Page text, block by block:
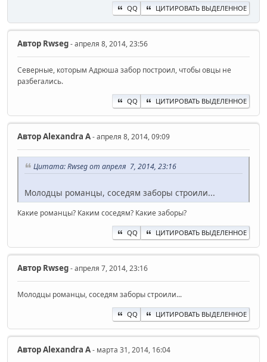
QQ ЦИТИРОВАТЬ ВЫДЕЛЕННОЕ
Автор Rwseg- апреля 8, 2014, 23:56
Северные, которым Адрюша забор построил, чтобы овцы не
разбегались.
QQ ЦИТИРОВАТЬ ВЫДЕЛЕННОЕ
АвторAlexandra A- апреля 8, 2014, 09:09
Цитата: Rwseg от апреля 7, 2014, 23:16
Молодцы романцы, соседям заборы строили...
Какие романцы? Каким соседям? Какие заборы?
QQ ЦИТИРОВАТЬ ВЫДЕЛЕННОЕ
Автор Rwseg- апреля 7, 2014, 23:16
Молодцы романцы, соседям заборы строили...
QQ ЦИТИРОВАТЬ ВЫДЕЛЕННОЕ
АвторAlexandra A- марта 31, 2014, 16:04